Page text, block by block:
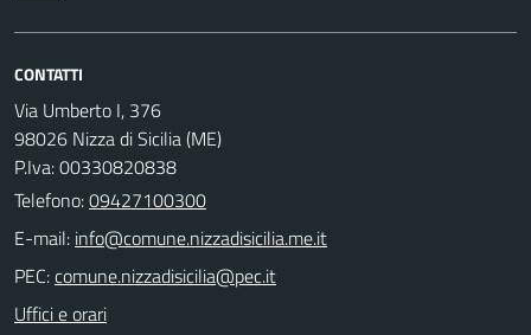
CONTATTI
Via Umberto I, 376
98026 Nizza di Sicilia (ME)
P.Iva: 00330820838
Telefono:09427100300
E-mail:
PEC:
Uffici e orari